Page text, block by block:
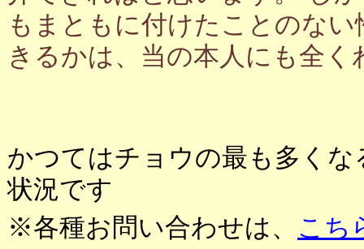
もまともに付けたことのな
きるかは、当の本人にも全く
かつてはチョウの最も多く
状況です
※各種お問い合わせは、 こち